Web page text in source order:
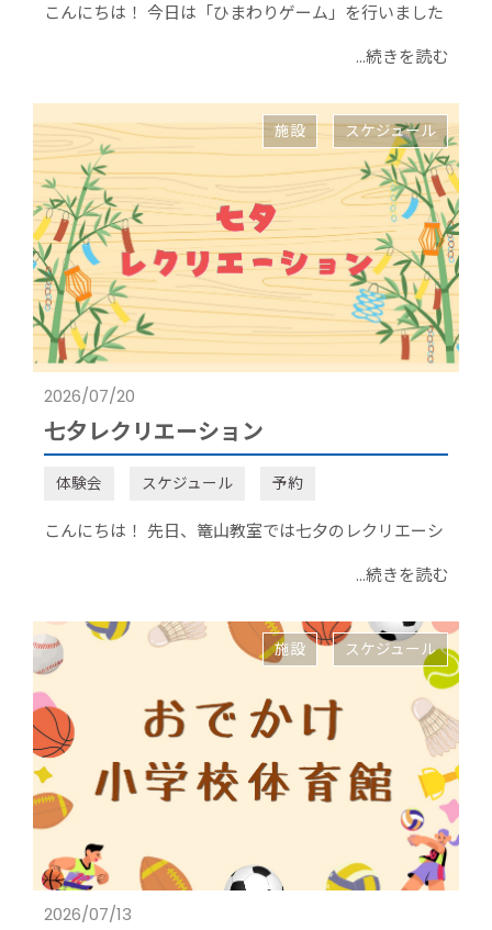
こんにちは！ 今日は「ひまわりゲーム」を行いました
...続きを読む
2026/07/20
七夕レクリエーション
施設 スケジュール
体験会 スケジュール 予約
こんにちは！ 先日、篭山教室では七夕のレクリエーシ
...続きを読む
2026/07/13
施設 スケジュール